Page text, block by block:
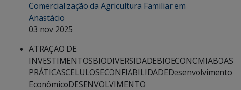
Comercialização da Agricultura Familiar em
Anastácio
03 nov 2025
ATRAÇÃO DE
INVESTIMENTOSBIODIVERSIDADEBIOECONOMIABOAS
PRÁTICASCELULOSECONFIABILIDADEDesenvolvimento
EconômicoDESENVOLVIMENTO